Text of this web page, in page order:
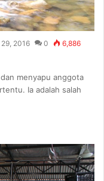
2016 0 6,886
menyapu anggota
Ia adalah salah